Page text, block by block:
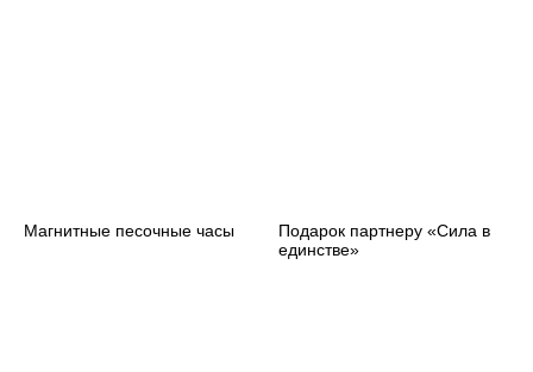
Магнитные песочные часы
Подарок партнеру «Сила в
единстве»